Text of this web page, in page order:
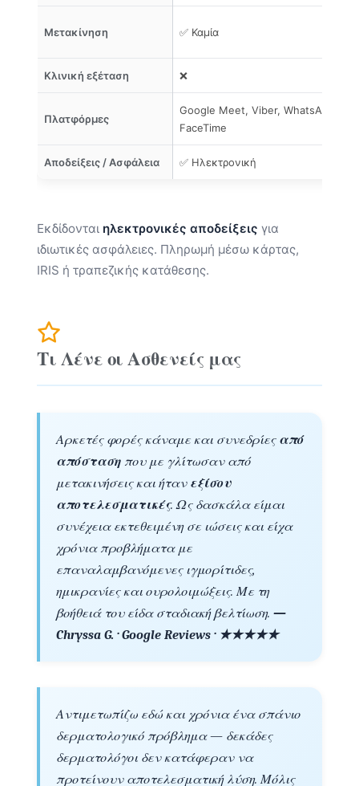
Μετακίνηση ✅ Καμία
Κλινική εξέταση ❌
Πλατφόρμες
Google Meet, Viber, WhatsApp,
FaceTime
Αποδείξεις / Ασφάλεια ✅ Ηλεκτρονική
Εκδίδονται ηλεκτρονικές αποδείξεις για
ιδιωτικές ασφάλειες. Πληρωμή μέσω κάρτας,
IRIS ή τραπεζικής κατάθεσης.
Τι Λένε οι Ασθενείς μας
Αρκετές φορές κάναμε και συνεδρίες από
απόσταση που με γλίτωσαν από
μετακινήσεις και ήταν εξίσου
αποτελεσματικές. Ως δασκάλα είμαι
συνέχεια εκτεθειμένη σε ιώσεις και είχα
χρόνια προβλήματα με
επαναλαμβανόμενες ιγμορίτιδες,
ημικρανίες και ουρολοιμώξεις. Με τη
βοήθειά του είδα σταδιακή βελτίωση.—
Chryssa G. · Google Reviews · ★★★★★
Αντιμετωπίζω εδώ και χρόνια ένα σπάνιο
δερματολογικό πρόβλημα — δεκάδες
δερματολόγοι δεν κατάφεραν να
προτείνουν αποτελεσματική λύση. Μόλις